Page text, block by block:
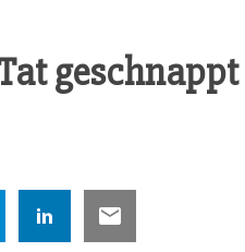
geschnappt